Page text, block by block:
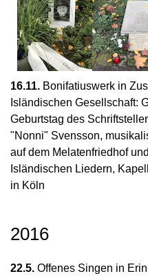
16.11. Bonifatiuswerk in
Isländischen Gesellschaft:
Geburtstag des
"Nonni" Svensson,
auf dem Melatenfriedhof
Isländischen Liedern,
in Köln
2016
22.5. Offenes Singen in